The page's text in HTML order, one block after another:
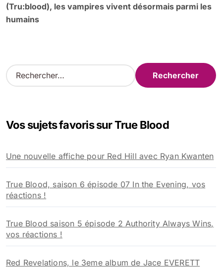
(Tru:blood), les vampires vivent désormais parmi les
humains
R
e
r
e
r
:
Vos sujets favoris sur True Blood
Une nouvelle affiche pour Red Hill avec Ryan Kwanten
True Blood, saison 6 épisode 07 In the Evening, vos
réactions !
True Blood saison 5 épisode 2 Authority Always Wins,
vos réactions !
Red Revelations, le 3eme album de Jace EVERETT